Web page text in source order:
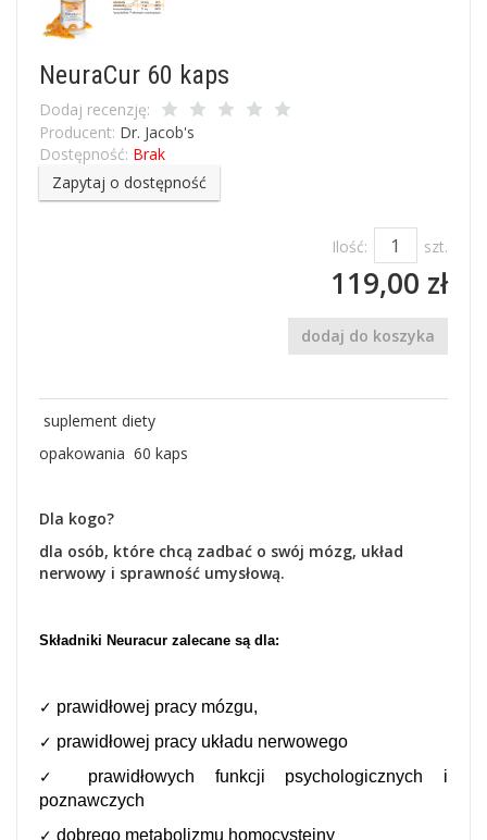
NeuraCur 60 kaps
Dodaj recenzję:
Producent: Dr. Jacob's
Dostępność: Brak
Zapytaj o dostępność
Ilość: szt.
119,00 zł
dodaj do koszyka
suplement diety
opakowania 60 kaps
Dla kogo?
dla osób, które chcą zadbać o swój mózg, układ
nerwowy i sprawność umysłową.
Składniki Neuracur zalecane są dla:
✓ prawidłowej pracy mózgu,
✓ prawidłowej pracy układu nerwowego
✓
prawidłowych funkcji psychologicznych i
poznawczych
✓ dobrego metabolizmu homocysteiny